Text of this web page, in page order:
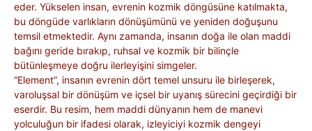
eder. Yükselen insan, evrenin kozmik döngüsüne katılmakta,
bu döngüde varlıkların dönüşümünü ve yeniden doğuşunu
temsil etmektedir. Aynı zamanda, insanın doğa ile olan maddi
bağını geride bırakıp, ruhsal ve kozmik bir bilinçle
bütünleşmeye doğru ilerleyişini simgeler.
“Element”, insanın evrenin dört temel unsuru ile birleşerek,
varoluşsal bir dönüşüm ve içsel bir uyanış sürecini geçirdiği bir
eserdir. Bu resim, hem maddi dünyanın hem de manevi
yolculuğun bir ifadesi olarak, izleyiciyi kozmik dengeyi